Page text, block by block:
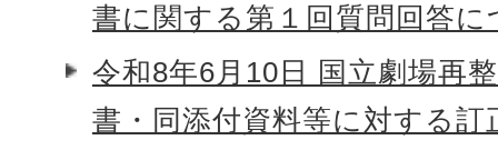
書に関する第１回質問回答に
令和8年6月10日 国立劇場再
書・同添付資料等に対する